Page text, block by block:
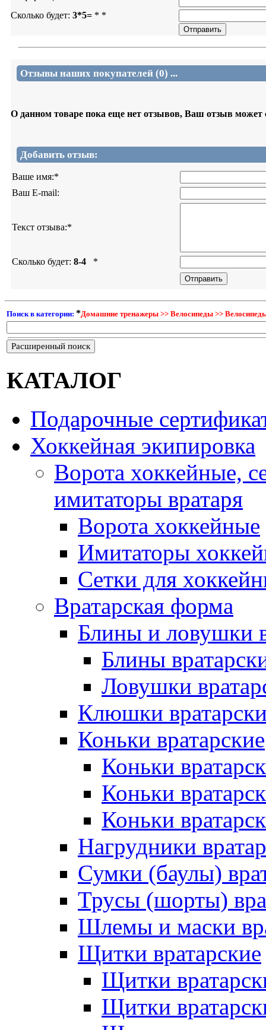
Сколько будет: 3*5= * *
Отзывы наших покупателей (0) ...
О данном товаре пока еще нет отзывов, Ваш отзыв может
Добавить отзыв:
Ваше имя:*
Ваш E-mail:
Текст отзыва:*
Сколько будет: 8-4 *
Поиск в категории: *Домашние тренажеры >> Велосипеды >>
Расширенный поиск
КАТАЛОГ
Подарочные
Хоккейная экипировка
Ворота хоккейные,
имитаторы вратаря
Ворота хоккейные
Имитаторы
Сетки для
Вратарская форма
Блины и ловушки
Блины
Ловушки
Клюшки
Коньки вратарские
Коньки
Коньки
Коньки
Нагрудники
Сумки (баулы)
Трусы (шорты)
Шлемы и маски
Щитки вратарские
Щитки
Щитки